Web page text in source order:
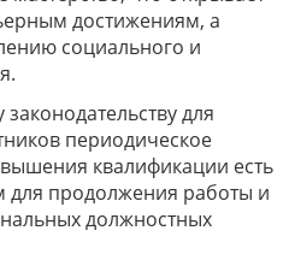
достижениям, а
социального и
для
периодическое
квалификации есть
для продолжения работы и
должностных